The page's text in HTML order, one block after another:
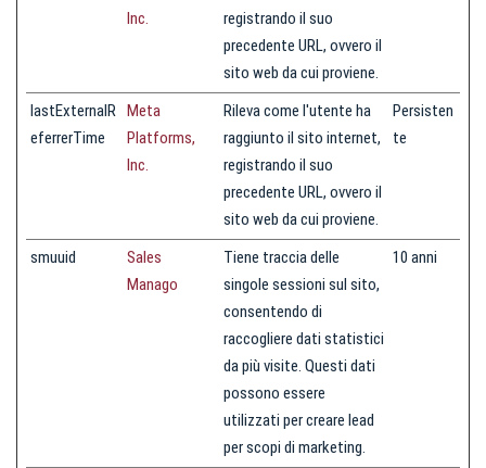
Inc.
registrando il suo
precedente URL, ovvero il
sito web da cui proviene.
lastExternalR
eferrerTime
Meta
Platforms,
Inc.
Rileva come l'utente ha
raggiunto il sito internet,
registrando il suo
precedente URL, ovvero il
sito web da cui proviene.
Persisten
te
smuuid
Sales
Manago
Tiene traccia delle
singole sessioni sul sito,
consentendo di
raccogliere dati statistici
da più visite. Questi dati
possono essere
utilizzati per creare lead
per scopi di marketing.
10 anni